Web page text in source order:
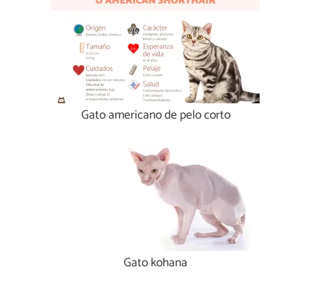
Gato americano de pelo corto
Gato kohana